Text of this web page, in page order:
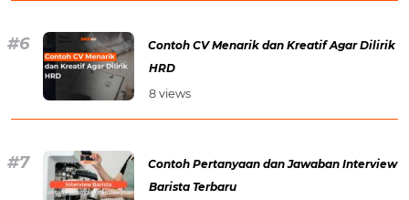
Contoh CV Menarik dan Kreatif Agar Dilirik
HRD
8 views
Contoh Pertanyaan dan Jawaban Interview
Barista Terbaru